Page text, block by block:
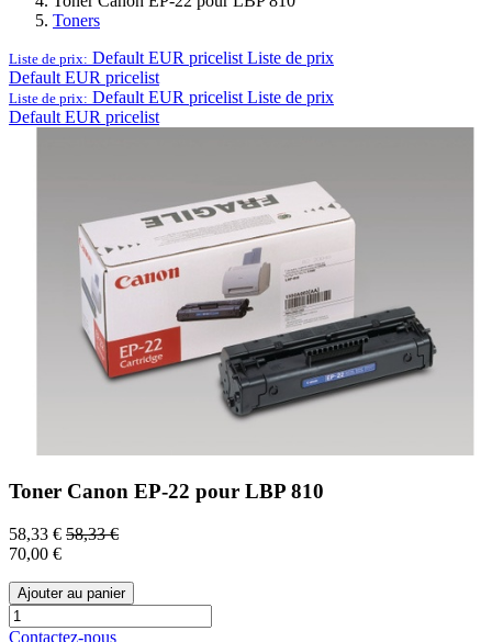
Toners
Liste de prix: Default EUR pricelist Liste de prix
Default EUR pricelist
Liste de prix: Default EUR pricelist Liste de prix
Default EUR pricelist
Toner Canon EP-22 pour LBP 810
58,33 € 58,33€
70,00 €
Ajouter au panier
Contactez-nous